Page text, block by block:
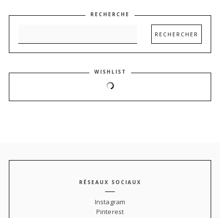
RECHERCHE
WISHLIST
RÉSEAUX SOCIAUX
Instagram
Pinterest